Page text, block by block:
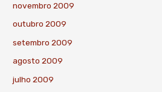
novembro 2009
outubro 2009
setembro 2009
agosto 2009
julho 2009